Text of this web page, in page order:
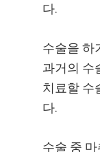
다.
수술을 하
과거의 수
치료할 수
다.
수술 중